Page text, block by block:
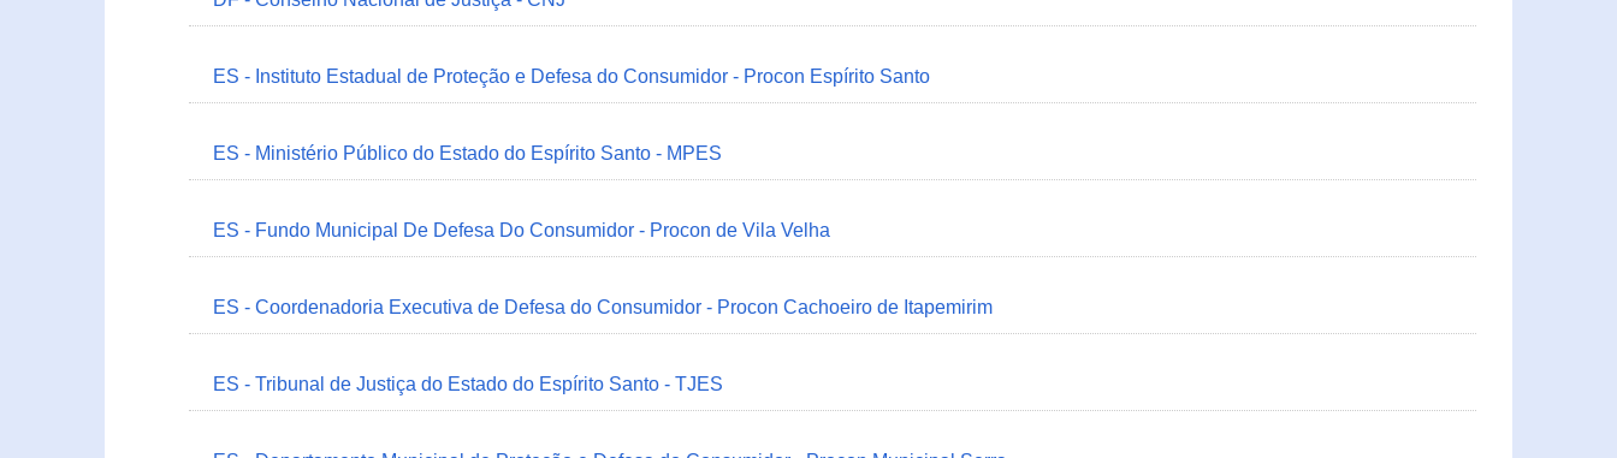
ES - Instituto Estadual de Proteção e Defesa do Consumidor - Procon Espírito Santo
ES - Ministério Público do Estado do Espírito Santo - MPES
ES - Fundo Municipal De Defesa Do Consumidor - Procon de Vila Velha
ES - Coordenadoria Executiva de Defesa do Consumidor - Procon Cachoeiro de Itapemirim
ES - Tribunal de Justiça do Estado do Espírito Santo - TJES